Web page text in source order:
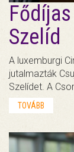
Szelíd
A luxemburgi
jutalmazták
Szelídet. A
TOVÁBB